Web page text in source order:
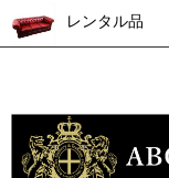
レンタル品